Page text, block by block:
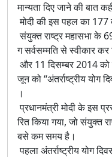
मान्यता दिए जाने की बात
मोदी की इस पहल का 177
संयुक्त राष्ट्र महासभा के
ग सर्वसम्मति से स्वीकार कर
और 11 दिसम्बर 2014 को
जून को ‘‘अंतर्राष्ट्रीय योग
।
प्रधानमंत्री मोदी के इस
रित किया गया, जो संयुक्त
बसे कम समय है।
पहला अंतर्राष्ट्रीय योग